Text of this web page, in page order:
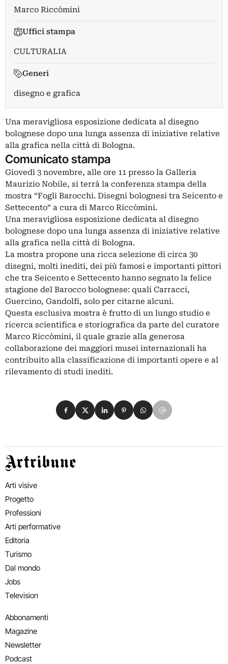
Marco Riccòmini
Uffici stampa
CULTURALIA
Generi
disegno e grafica
Una meravigliosa esposizione dedicata al disegno
bolognese dopo una lunga assenza di iniziative relative
alla grafica nella città di Bologna.
Comunicato stampa
Giovedì 3 novembre, alle ore 11 presso la Galleria
Maurizio Nobile, si terrà la conferenza stampa della
mostra “Fogli Barocchi. Disegni bolognesi tra Seicento e
Settecento“ a cura di Marco Riccòmini.
Una meravigliosa esposizione dedicata al disegno
bolognese dopo una lunga assenza di iniziative relative
alla grafica nella città di Bologna.
La mostra propone una ricca selezione di circa 30
disegni, molti inediti, dei più famosi e importanti pittori
che tra Seicento e Settecento hanno segnato la felice
stagione del Barocco bolognese: quali Carracci,
Guercino, Gandolfi, solo per citarne alcuni.
Questa esclusiva mostra è frutto di un lungo studio e
ricerca scientifica e storiografica da parte del curatore
Marco Riccòmini, il quale grazie alla generosa
collaborazione dei maggiori musei internazionali ha
contribuito alla classificazione di importanti opere e al
rilevamento di studi inediti.
Condividi su Facebook
Condividi su X
Condividi su LinkedIn
Condividi su Pinterest
Condividi su WhatsApp
Condividi su Email
Artribune
Arti visive
Progetto
Professioni
Arti performative
Editoria
Turismo
Dal mondo
Jobs
Television
Abbonamenti
Magazine
Newsletter
Podcast